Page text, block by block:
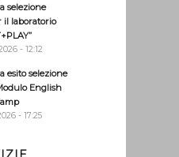
selezione
il laboratorio
- 12:12
esito selezione
English
- 17:25